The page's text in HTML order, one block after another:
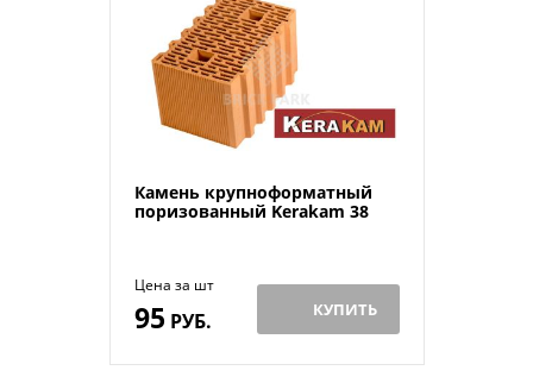
Камень крупноформатный
поризованный Kerakam 38
Цена за шт
95 РУБ. КУПИТЬ